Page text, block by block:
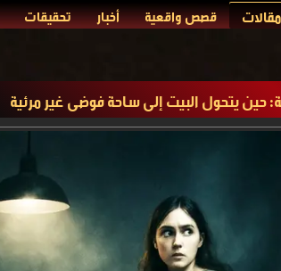
مقالات قصص واقعية أخبار تحقيقات
حين يتحول البيت إلى ساحة فوضى غير مرئية